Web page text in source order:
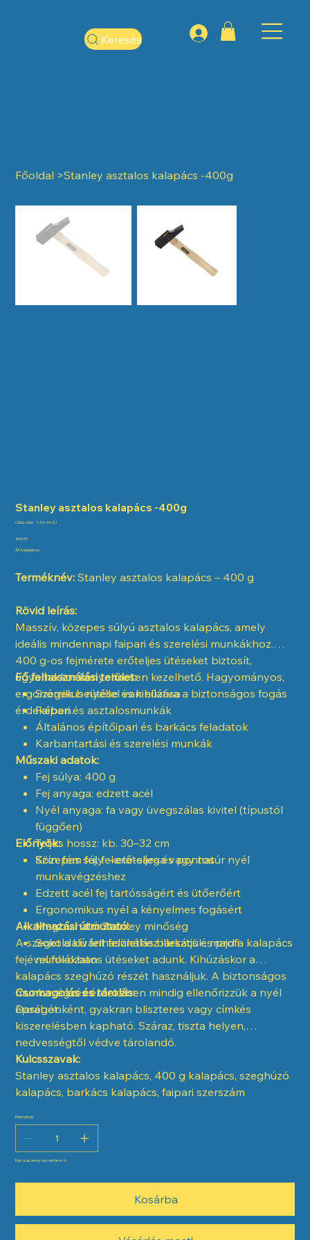
Keresés
Főoldal >Stanley asztalos kalapács -400g
Stanley asztalos kalapács -400g
Cikkszám: Cikkszám:
1-54-642U
Ár
3990 Ft
ÁFA beleértve
Terméknév: Stanley asztalos kalapács – 400 g
Rövid leírás:
Masszív, közepes súlyú asztalos kalapács, amely
ideális mindennapi faipari és szerelési munkákhoz.
400 g-os fejmérete erőteljes ütéseket biztosít,
ugyanakkor kényelmesen kezelhető. Hagyományos,
ergonómikus nyéllel van ellátva a biztonságos fogás
érdekében.
Fő felhasználási terület:
Szegek beütése és kihúzása
Faipari és asztalosmunkák
Általános építőipari és barkács feladatok
Karbantartási és szerelési munkák
Műszaki adatok:
Fej súlya: 400 g
Fej anyaga: edzett acél
Nyél anyaga: fa vagy üvegszálas kivitel (típustól
függően)
Teljes hossz: kb. 30–32 cm
Szín: fém fej, fekete-sárga vagy natúr nyél
Előnyök:
Közepes súly – erőteljes és pontos
munkavégzéshez
Edzett acél fej tartósságért és ütőerőért
Ergonomikus nyél a kényelmes fogásért
Megbízható Stanley minőség
Sokoldalú felhasználás barkács és profi
munkákban
Alkalmazási útmutató:
A szeget a kívánt felülethez illesztjük, majd a kalapács
fejével fokozatos ütéseket adunk. Kihúzáskor a
kalapács szeghúzó részét használjuk. A biztonságos
munkavégzés érdekében mindig ellenőrizzük a nyél
épségét.
Csomagolás és tárolás:
Darabonként, gyakran bliszteres vagy címkés
kiszerelésben kapható. Száraz, tiszta helyen,
nedvességtől védve tárolandó.
Kulcsszavak:
Stanley asztalos kalapács, 400 g kalapács, szeghúzó
kalapács, barkács kalapács, faipari szerszám
Mennyiség
Már csak ennyi van raktáron: 4
Kosárba